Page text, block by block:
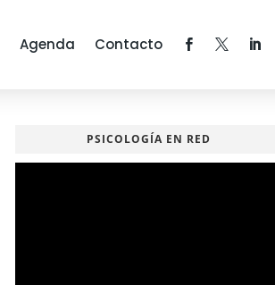
Agenda Contacto
PSICOLOGÍA EN RED